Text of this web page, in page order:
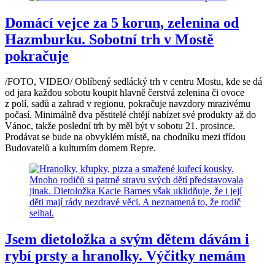
Domácí vejce za 5 korun, zelenina od
Hazmburku. Sobotní trh v Mostě
pokračuje
/FOTO, VIDEO/ Oblíbený sedlácký trh v centru Mostu, kde se dá
od jara každou sobotu koupit hlavně čerstvá zelenina či ovoce
z polí, sadů a zahrad v regionu, pokračuje navzdory mrazivému
počasí. Minimálně dva pěstitelé chtějí nabízet své produkty až do
Vánoc, takže poslední trh by měl být v sobotu 21. prosince.
Prodávat se bude na obvyklém místě, na chodníku mezi třídou
Budovatelů a kulturním domem Repre.
Jsem dietoložka a svým dětem dávám i
rybí prsty a hranolky. Výčitky nemám